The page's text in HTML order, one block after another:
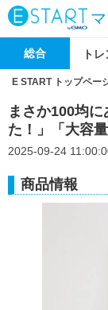
総合 ト
E START トップペー
まさか100均
た！」「大容
2025-09-24
商品情報